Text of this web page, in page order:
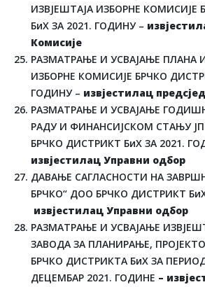
ИЗВЈЕШТАЈА ИЗБОРНЕ КОМИСИЈЕ
БиХ ЗА 2021. ГОДИНУ –
Комисије
РАЗМАТРАЊЕ И УСВАЈАЊЕ ПЛАНА
ИЗБОРНЕ КОМИСИЈЕ БРЧКО
ГОДИНУ – извјестилац
РАЗМАТРАЊЕ И УСВАЈАЊЕ
РАДУ И ФИНАНСИЈСКОМ СТАЊУ
БРЧКО ДИСТРИКТ БиХ ЗА 2021.
извјестилац Управни одбор
ДАВАЊЕ САГЛАСНОСТИ НА
БРЧКО“ ДОО БРЧКО ДИСТРИКТ
извјестилац Управни одбор
РАЗМАТРАЊЕ И УСВАЈАЊЕ
ЗАВОДА ЗА ПЛАНИРАЊЕ,
БРЧКО ДИСТРИКТА БиХ ЗА ПЕРИОД
ДЕЦЕМБАР 2021. ГОДИНЕ –